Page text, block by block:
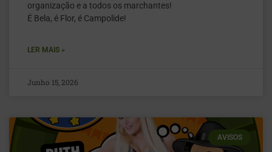
organização e a todos os marchantes!
É Bela, é Flor, é Campolide!
LER MAIS »
Junho 15, 2026
AVISOS